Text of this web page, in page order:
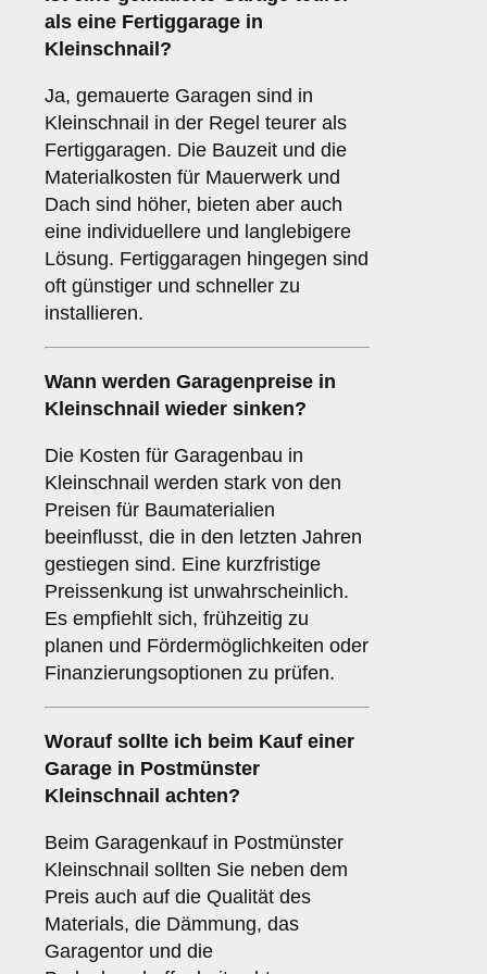
als eine Fertiggarage in
Kleinschnail?
Ja, gemauerte Garagen sind in
Kleinschnail in der Regel teurer als
Fertiggaragen. Die Bauzeit und die
Materialkosten für Mauerwerk und
Dach sind höher, bieten aber auch
eine individuellere und langlebigere
Lösung. Fertiggaragen hingegen sind
oft günstiger und schneller zu
installieren.
Wann werden Garagenpreise in
Kleinschnail wieder sinken?
Die Kosten für Garagenbau in
Kleinschnail werden stark von den
Preisen für Baumaterialien
beeinflusst, die in den letzten Jahren
gestiegen sind. Eine kurzfristige
Preissenkung ist unwahrscheinlich.
Es empfiehlt sich, frühzeitig zu
planen und Fördermöglichkeiten oder
Finanzierungsoptionen zu prüfen.
Worauf sollte ich beim Kauf einer
Garage in Postmünster
Kleinschnail achten?
Beim Garagenkauf in Postmünster
Kleinschnail sollten Sie neben dem
Preis auch auf die Qualität des
Materials, die Dämmung, das
Garagentor und die